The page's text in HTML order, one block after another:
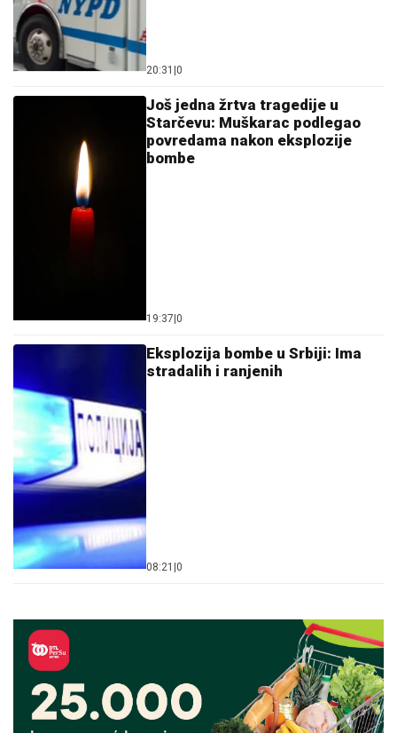
20:31 0
Još jedna žrtva tragedije u
Starčevu: Muškarac podlegao
povredama nakon eksplozije
bombe
19:37 0
Eksplozija bombe u Srbiji: Ima
stradalih i ranjenih
08:21 0